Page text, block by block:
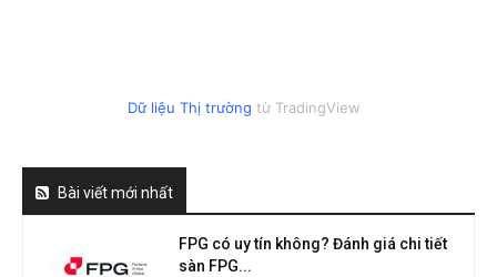
Dữ liệu Thị trường từ TradingView
Bài viết mới nhất
FPG có uy tín không? Đánh giá chi tiết
sàn FPG...